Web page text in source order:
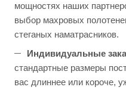
мощностях наших
выбор махровых
стеганых наматрасников.
Индивидуальные
стандартные размеры
вас длиннее или короче,